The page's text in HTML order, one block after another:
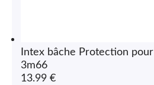
Intex bâche Protection
3m66
13.99 €